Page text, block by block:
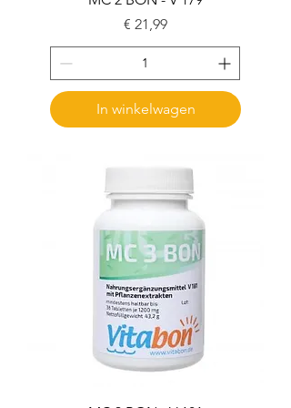
Prijs
€ 21,99
In winkelwagen